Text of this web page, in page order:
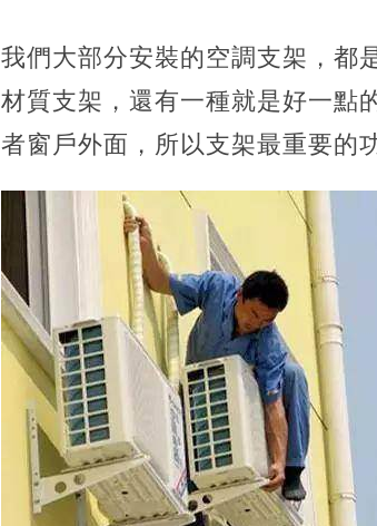
我們大部分安裝的空調支架， 都
材質支架，還有一種就是好一點
者窗戶外面，所以支架最重要的